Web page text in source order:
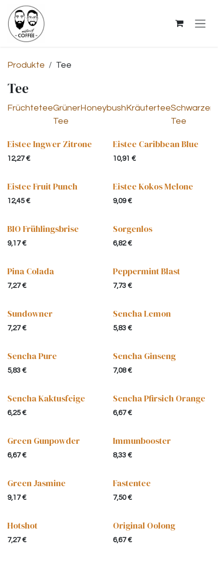
Zum Inhalt springen
Produkte Tee
Tee
FrüchteteeGrüner
Tee
HoneybushKräuterteeSchwarzer
Tee
Eistee Ingwer Zitrone
12,27€
Eistee Caribbean Blue
10,91 €
Eistee Fruit Punch
12,45€
Eistee Kokos Melone
9,09€
BIO Frühlingsbrise
9,17€
Sorgenlos
6,82€
Pina Colada
7,27€
Peppermint Blast
7,73€
Sundowner
7,27€
Sencha Lemon
5,83€
Sencha Pure
5,83 €
Sencha Ginseng
7,08€
Sencha Kaktusfeige
6,25€
Sencha Pfirsich Orange
6,67€
Green Gunpowder
6,67€
Immunbooster
8,33€
Green Jasmine
9,17€
Fastentee
7,50€
Hotshot
7,27€
Original Oolong
6,67€